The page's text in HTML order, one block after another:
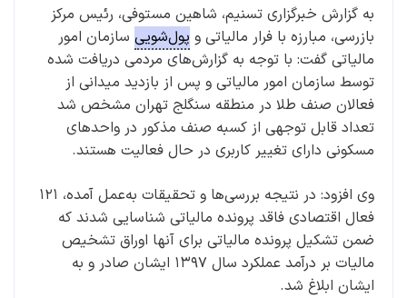
به گزارش خبرگزاری تسنیم، شاهین مستوفی، رئیس مرکز
بازرسی، مبارزه با فرار مالیاتی و پول‌شویی سازمان امور
مالیاتی گفت: با توجه به گزارش‌های مردمی دریافت شده
توسط سازمان امور مالیاتی و پس از بازدید میدانی از
فعالان صنف طلا در منطقه سنگلج تهران مشخص شد
تعداد قابل توجهی از کسبه صنف مذکور در واحدهای
مسکونی دارای تغییر کاربری در حال فعالیت هستند.
وی افزود: در نتیجه بررسی‌ها و تحقیقات به‌عمل آمده، ۱۲۱
فعال اقتصادی فاقد پرونده مالیاتی شناسایی شدند که
ضمن تشکیل پرونده مالیاتی برای آنها اوراق تشخیص
مالیات بر درآمد عملکرد سال ۱۳۹۷ ایشان صادر و به
ایشان ابلاغ شد.